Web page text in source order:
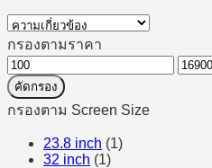
กรองตามราคา
ราคา
ต่ำ
สุด
ราคา
คัดกรอง
กรองตาม Screen Size
23.8 inch (1)
32 inch (1)